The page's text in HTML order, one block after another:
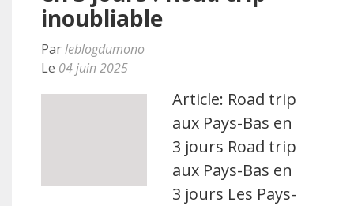
inoubliable
Parleblogdumono
Le 04 juin 2025
Article: Road trip
aux Pays-Bas en
3 jours Road trip
aux Pays-Bas en
3 jours Les Pays-